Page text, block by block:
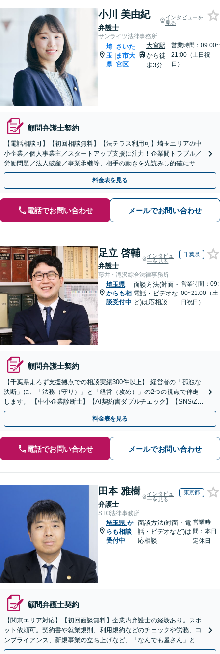
小川 美由紀
弁護士
インタビューを
見る
サンライツ法律事務所
埼
玉
県
|
さいた
ま市大
宮区
大宮駅
から徒
歩3分
営業時間：09:00~
21:00（土日祝
日）
顧問弁護士契約
【電話相談可】【初回相談無料】【法テラス利用可】埼玉エリアの中
小企業／個人事業主／スタートアップ支援に注力！企業間トラブル／
労働問題／法人破産／事業承継等、相手の動きを先読みし的確にサポ
ート。顧問契約料は柔軟に調整【完全個室】【大宮駅3分】
料金表を見る
電話でお問い合わせ メールでお問い合わせ
足立 啓輔
弁護士
インタビュ
ーを見る
千葉県
藤井・滝沢綜合法律事務所
埼玉県
からも相
談受付中
面談方法(対面・
電話・ビデオな
ど)は応相談
営業時間：09:
00~21:00（土
日祝日）
顧問弁護士契約
【千葉県よろず支援拠点での相談実績300件以上】 経営者の「孤独な
決断」に、「法務（守り）」と「経営（攻め）」の2つの視点で伴走
します。 【中小企業診断士】【AI契約書ダブルチェック】【SNS/Zoo
mで迅速対応】【休日・夜間可】
料金表を見る
電話でお問い合わせ メールでお問い合わせ
田本 雅樹
弁護士
インタビュ
ーを見る
東京都
STO法律事務所
埼玉県 か
らも相談
受付中
面談方法(対面・電
話・ビデオなど)は
応相談
営業時
間：本日
定休日
顧問弁護士契約
【関東エリア対応】【初回面談無料】企業内弁護士の経験あり。スポ
ット依頼可。契約書や就業規則、利用規約などのチェックや労務、コ
ンプライアンス、新規事業の立ち上げなど、「なんでも屋さん」とし
てオールマイティに対応します【休日・夜間面談可】